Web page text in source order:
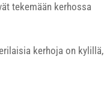
tekemään kerhossa
kerhoja on kylillä,